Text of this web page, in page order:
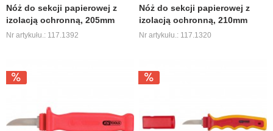
Nóż do sekcji papierowej z
izolacją ochronną, 205mm
Nr artykułu.: 117.1392
Nóż do sekcji papierowej z
izolacją ochronną, 210mm
Nr artykułu.: 117.1320